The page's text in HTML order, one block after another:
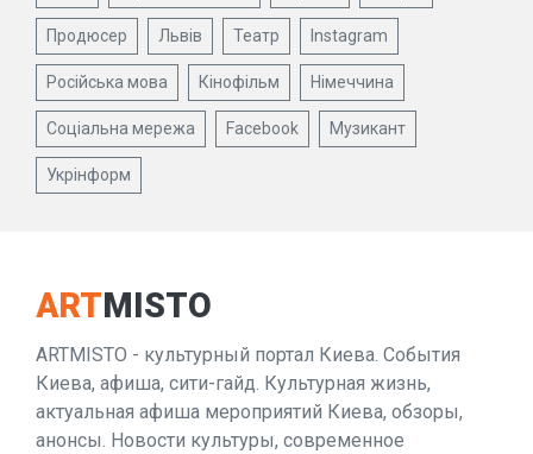
Продюсер Львів Театр Instagram
Російська мова Кінофільм Німеччина
Соціальна мережа Facebook Музикант
Укрінформ
ARTMISTO
ARTMISTO - культурный портал Киева. События
Киева, афиша, сити-гайд. Культурная жизнь,
актуальная афиша мероприятий Киева, обзоры,
анонсы. Новости культуры, современное